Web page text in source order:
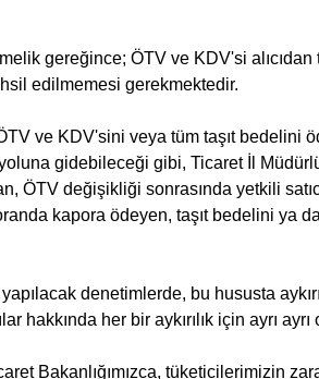
gereğince; ÖTV ve KDV'si alıcıdan
edilmemesi gerekmektedir.
ve KDV'sini veya tüm taşıt
gidebileceği gibi, Ticaret İl
ÖTV değişikliği sonrasında yetkili
kapora ödeyen, taşıt bedelini ya
denetimlerde, bu hususta
hakkında her bir aykırılık için ayrı
Bakanlığımızca, tüketicilerimizin